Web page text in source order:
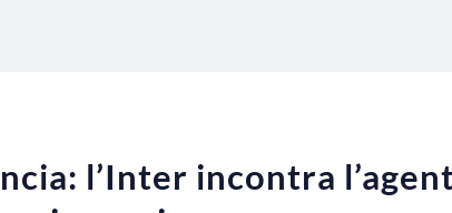
l’Inter incontra